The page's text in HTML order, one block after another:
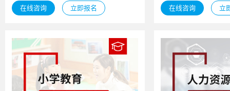
在线咨询 立即报名 在线咨询 立